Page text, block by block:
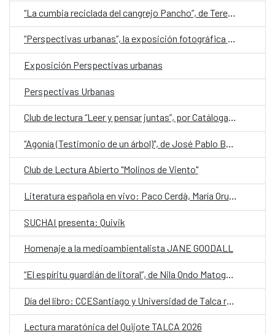
“La cumbia reciclada del cangrejo Pancho”, de Teresita Borge Céspedes, representa a Costa Rica en la quinta edición de Cuentos en Red
“Perspectivas urbanas”, la exposición fotográfica del español Rosendo Sánchez que invita a redescubrir las ciudades contemporáneas desde las alturas
Exposición Perspectivas urbanas
Perspectivas Urbanas
Club de lectura “Leer y pensar juntas”, por Catáloga Colectiva
“Agonía (Testimonio de un árbol)", de José Pablo Bejarano, representa a Guatemala en la quinta edición de Cuentos en Red
Club de Lectura Abierto "Molinos de Viento"
Literatura española en vivo: Paco Cerdà, María Oruña y Mikel Santiago llegan al Festival Penguin Providencia
SUCHAI presenta: Quivik
Homenaje a la medioambientalista JANE GOODALL
“El espíritu guardián de litoral”, de Nila Ondo Matogo, abre la quinta edición de Cuentos en Red
Día del libro: CCESantiago y Universidad de Talca realizarán lectura del Quijote
Lectura maratónica del Quijote TALCA 2026